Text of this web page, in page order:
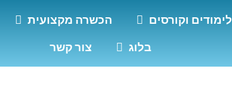
לימודים וקורסים הכשרה מקצועית
בלוג
צור קשר